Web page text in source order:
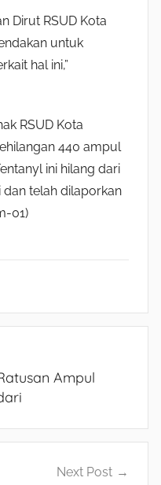
Dirut RSUD Kota
untuk
hal ini,”
RSUD Kota
440 ampul
ini hilang dari
dan telah dilaporkan
01)
Ampul
Next Post